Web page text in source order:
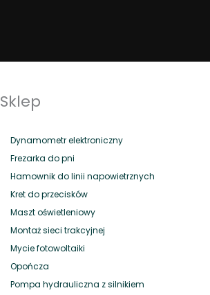
Sklep
Dynamometr elektroniczny
Frezarka do pni
Hamownik do linii napowietrznych
Kret do przecisków
Maszt oświetleniowy
Montaż sieci trakcyjnej
Mycie fotowoltaiki
Opończa
Pompa hydrauliczna z silnikiem